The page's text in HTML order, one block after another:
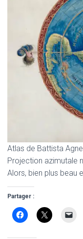
Atlas de Battista
Projection azimutale
Alors, bien plus beau
Partager :